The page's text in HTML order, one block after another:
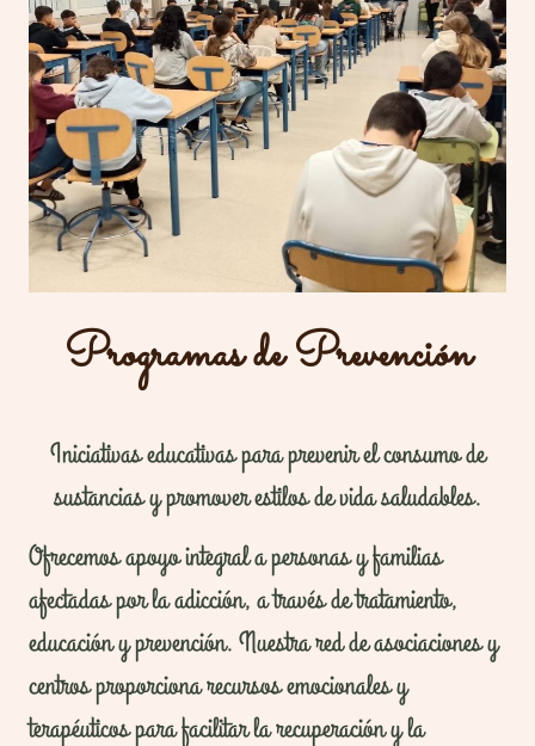
Programas de Prevención
Iniciativas educativas para prevenir el consumo de
sustancias y promover estilos de vida saludables.
Ofrecemos apoyo integral a personas y familias
afectadas por la adicción, a través de tratamiento,
educación y prevención. Nuestra red de asociaciones y
centros proporciona recursos emocionales y
terapéuticos para facilitar la recuperación y la